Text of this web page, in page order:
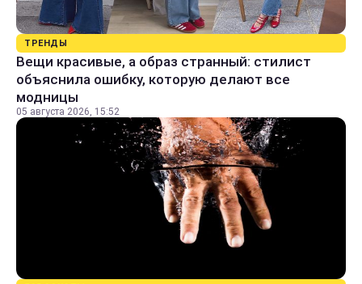
ТРЕНДЫ
Вещи красивые, а образ странный: стилист
объяснила ошибку, которую делают все
модницы
05 августа 2026, 15:52